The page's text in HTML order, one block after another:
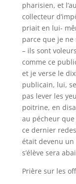
pharisien, et
collecteur
priait en lui-
parce que je ne
– ils sont
comme ce
et je verse le
publicain, lui,
pas lever les
poitrine, en
au pécheur que
ce dernier
était devenu un
s’élève sera
Prière sur les